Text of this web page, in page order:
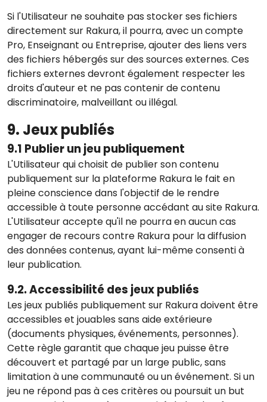
Si l'Utilisateur ne souhaite pas stocker ses fichiers
directement sur Rakura, il pourra, avec un compte
Pro, Enseignant ou Entreprise, ajouter des liens vers
des fichiers hébergés sur des sources externes. Ces
fichiers externes devront également respecter les
droits d'auteur et ne pas contenir de contenu
discriminatoire, malveillant ou illégal.
9. Jeux publiés
9.1 Publier un jeu publiquement
L'Utilisateur qui choisit de publier son contenu
publiquement sur la plateforme Rakura le fait en
pleine conscience dans l'objectif de le rendre
accessible à toute personne accédant au site Rakura.
L'Utilisateur accepte qu'il ne pourra en aucun cas
engager de recours contre Rakura pour la diffusion
des données contenus, ayant lui-même consenti à
leur publication.
9.2. Accessibilité des jeux publiés
Les jeux publiés publiquement sur Rakura doivent être
accessibles et jouables sans aide extérieure
(documents physiques, événements, personnes).
Cette règle garantit que chaque jeu puisse être
découvert et partagé par un large public, sans
limitation à une communauté ou un événement. Si un
jeu ne répond pas à ces critères ou poursuit un but